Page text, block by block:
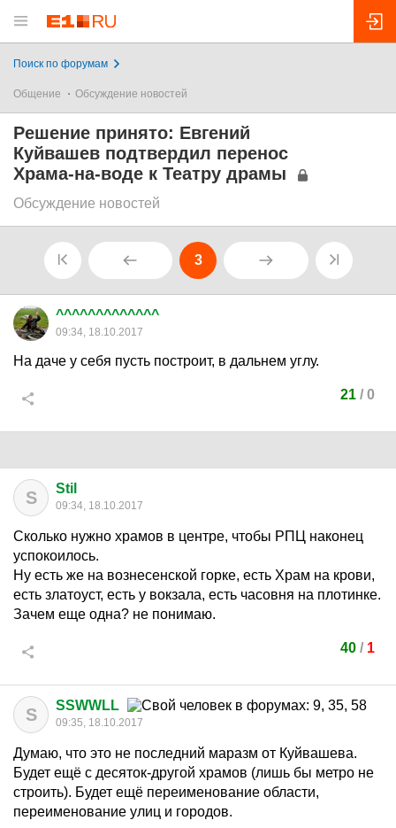
Поиск по форумам
Общение Обсуждение новостей
Решение принято: Евгений
Куйвашев подтвердил перенос
Храма-на-воде к Театру драмы
Обсуждение новостей
3
^^^^^^^^^^^^^
09:34, 18.10.2017
На даче у себя пусть построит, в дальнем углу.
21 / 0
S Stil
09:34, 18.10.2017
Сколько нужно храмов в центре, чтобы РПЦ наконец
успокоилось.
Ну есть же на вознесенской горке, есть Храм на крови,
есть златоуст, есть у вокзала, есть часовня на плотинке.
Зачем еще одна? не понимаю.
40 / 1
S SSWWLL
09:35, 18.10.2017
Думаю, что это не последний маразм от Куйвашева.
Будет ещё с десяток-другой храмов (лишь бы метро не
строить). Будет ещё переименование области,
переименование улиц и городов.